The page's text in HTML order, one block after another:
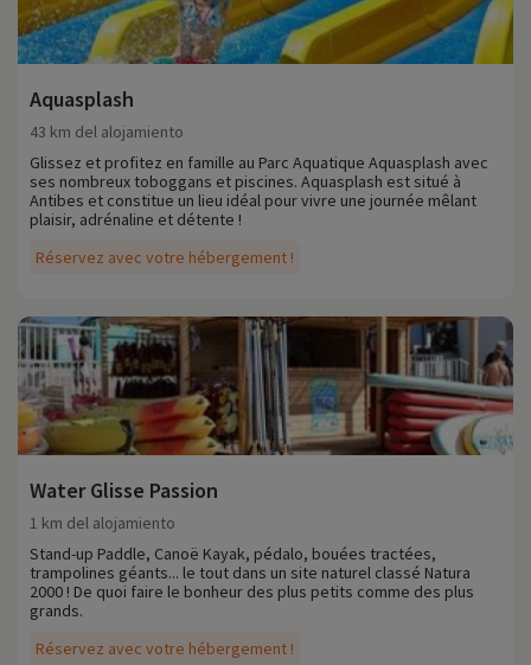
Aquasplash
Réservez avec votre hébergement !
43 km del alojamiento
Glissez et profitez en famille au Parc Aquatique Aquasplash avec
ses nombreux toboggans et piscines. Aquasplash est situé à
Antibes et constitue un lieu idéal pour vivre une journée mêlant
plaisir, adrénaline et détente !
Water Glisse Passion
Réservez avec votre hébergement !
1 km del alojamiento
Stand-up Paddle, Canoë Kayak, pédalo, bouées tractées,
trampolines géants... le tout dans un site naturel classé Natura
2000 ! De quoi faire le bonheur des plus petits comme des plus
grands.